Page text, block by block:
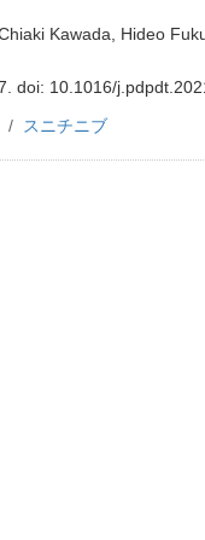
Kawada, Hideo
doi: 10.1016/
スニチニブ